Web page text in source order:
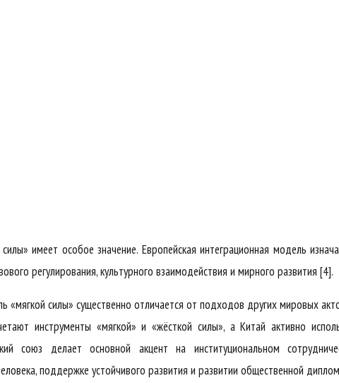
имеет особое значение. Европейская интеграционная модель
регулирования, культурного взаимодействия и мирного развития [4].
«мягкой силы» существенно отличается от подходов других мировых
инструменты «мягкой» и «жёсткой силы», а Китай активно
союз делает основной акцент на институциональном
поддержке устойчивого развития и развитии общественной